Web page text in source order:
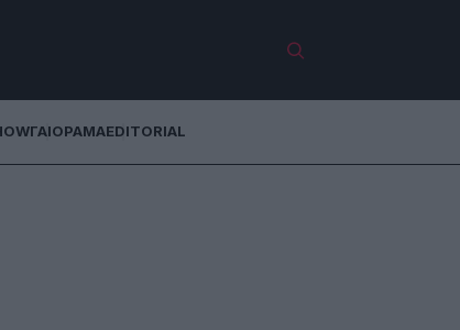
ΓΑΙΟΡΑΜΑEDITORIAL